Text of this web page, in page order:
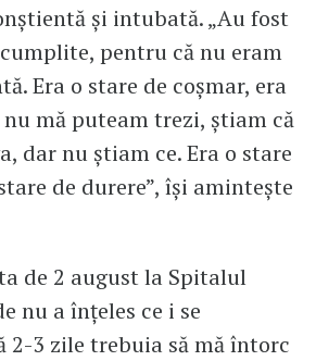
și intubată. „Au fost
pentru că nu eram
Era o stare de coșmar, era
mă puteam trezi, știam că
dar nu știam ce. Era o stare
de durere”, își amintește
de 2 august la Spitalul
nu a înțeles ce i se
2-3 zile trebuia să mă întorc